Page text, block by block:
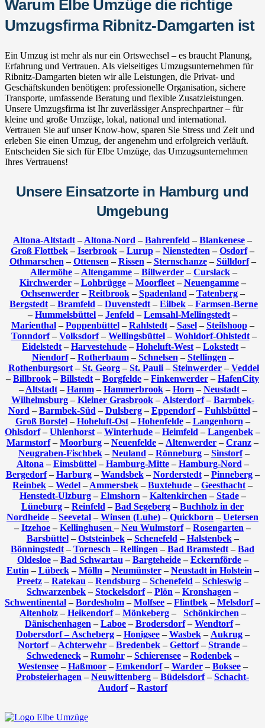
Warum Elbe Umzüge die richtige
Umzugsfirma Ribnitz-Damgarten ist
Ein Umzug ist mehr als nur ein Ortswechsel – es braucht Planung,
Erfahrung und Vertrauen. Als vielseitiges Umzugsunternehmen für
Ribnitz-Damgarten bieten wir alle Leistungen, die Privat- und
Geschäftskunden benötigen: professionelle Organisation, sichere
Transporte, umfassende Beratung und flexible Zusatzleistungen.
Unsere Umzugsfirma ist Ihr zuverlässiger Ansprechpartner – für
kleine und große Umzüge, lokal, national und international.
Vertrauen Sie auf unser Know-how, sparen Sie Stress und Zeit und
erleben Sie einen Umzug, der angenehm und erfolgreich verläuft.
Entscheiden Sie sich für Elbe Umzüge, das Umzugsunternehmen
Ihres Vertrauens!
Unsere Einsatzorte in Hamburg und
Umgebung
Altona-Altstadt – Altona-Nord – Bahrenfeld – Blankenese –
Groß Flottbek – Iserbrook – Lurup – Nienstedten – Osdorf–
Othmarschen – Ottensen – Rissen – Sternschanze– Sülldorf–
Allermöhe – Altengamme – Billwerder – Curslack –
Kirchwerder– Lohbrügge– Moorfleet– Neuengamme–
Ochsenwerder– Reitbrook– Spadenland – Tatenberg–
Bergstedt – Bramfeld – Duvenstedt – Eilbek – Farmsen-Berne
– Hummelsbüttel – Jenfeld – Lemsahl-Mellingstedt –
Marienthal– Poppenbüttel– Rahlstedt– Sasel– Steilshoop–
Tonndorf– Volksdorf– Wellingsbüttel– Wohldorf-Ohlstedt–
Eidelstedt – Harvestehude – Hoheluft-West – Lokstedt –
Niendorf– Rotherbaum– Schnelsen – Stellingen –
Rothenburgsort – St. Georg – St. Pauli – Steinwerder – Veddel
– Billbrook – Billstedt – Borgfelde – Finkenwerder – HafenCity
– Altstadt– Hamm– Hammerbrook– Horn – Neustadt–
Wilhelmsburg– Kleiner Grasbrook– Alsterdorf– Barmbek-
Nord – Barmbek-Süd – Dulsberg– Eppendorf– Fuhlsbüttel–
Groß Borstel– Hoheluft-Ost– Hohenfelde– Langenhorn –
Ohlsdorf– Uhlenhorst – Winterhude – Heimfeld – Langenbek –
Marmstorf– Moorburg – Neuenfelde – Altenwerder – Cranz –
Neugraben-Fischbek– Neuland – Rönneburg– Sinstorf–
Altona – Eimsbüttel– Hamburg-Mitte– Hamburg-Nord –
Bergedorf– Harburg– Wandsbek– Norderstedt– Pinneberg–
Reinbek – Wedel – Ammersbek – Buxtehude – Geesthacht –
Henstedt-Ulzburg– Elmshorn – Kaltenkirchen – Stade–
Lüneburg – Reinfeld – Bad Segeberg – Buchholz in der
Nordheide – Seevetal – Winsen (Luhe) – Quickborn – Uetersen
– Itzehoe – Kellinghusen – Neu Wulmstorf– Rosengarten –
Barsbüttel– Oststeinbek– Schenefeld – Halstenbek–
Bönningstedt – Tornesch – Rellingen – Bad Bramstedt – Bad
Oldesloe– Bad Schwartau – Bargteheide– Eckernförde–
Eutin – Lübeck– Mölln – Neumünster– Neustadt in Holstein –
Preetz – Ratekau – Rendsburg – Schenefeld – Schleswig –
Schwarzenbek – Stockelsdorf– Plön – Kronshagen –
Schwentinental – Bordesholm – Molfsee – Flintbek – Melsdorf–
Altenholz– Heikendorf– Mönkeberg– Schönkirchen –
Dänischenhagen – Laboe – Brodersdorf– Wendtorf–
Dobersdorf – Ascheberg– Honigsee– Wasbek– Aukrug–
Nortorf– Achterwehr – Bredenbek – Gettorf– Strande –
Schwedeneck– Rumohr– Schierensee– Rodenbek–
Westensee– Haßmoor– Emkendorf– Warder– Boksee–
Probsteierhagen – Neuwittenberg – Büdelsdorf– Schacht-
Audorf– Rastorf